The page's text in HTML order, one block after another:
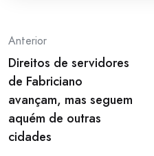
Post
navigation
Anterior
Direitos de servidores
de Fabriciano
avançam, mas seguem
aquém de outras
cidades